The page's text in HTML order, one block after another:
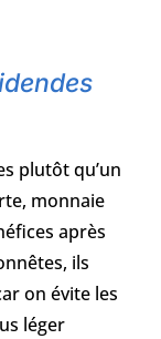
plutôt qu’un
monnaie
après
ils
on évite les
léger